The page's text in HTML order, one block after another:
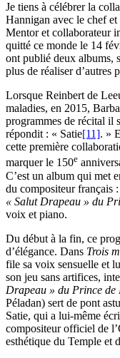
Je tiens à célébrer la
Hannigan avec le chef
Mentor et collaborateur
quitté ce monde le 14
ont publié deux albums,
plus de réaliser d’autres
Lorsque Reinbert de
maladies, en 2015,
programmes de récital il
répondit : « Satie[11]. »
cette première
marquer le 150e
C’est un album qui met
du compositeur français
« Salut Drapeau » du
voix et piano.
Du début à la fin, ce
d’élégance. Dans Trois
file sa voix sensuelle et
son jeu sans artifices,
Drapeau » du Prince de
Péladan) sert de pont
Satie, qui a lui-même
compositeur officiel de
esthétique du Temple et